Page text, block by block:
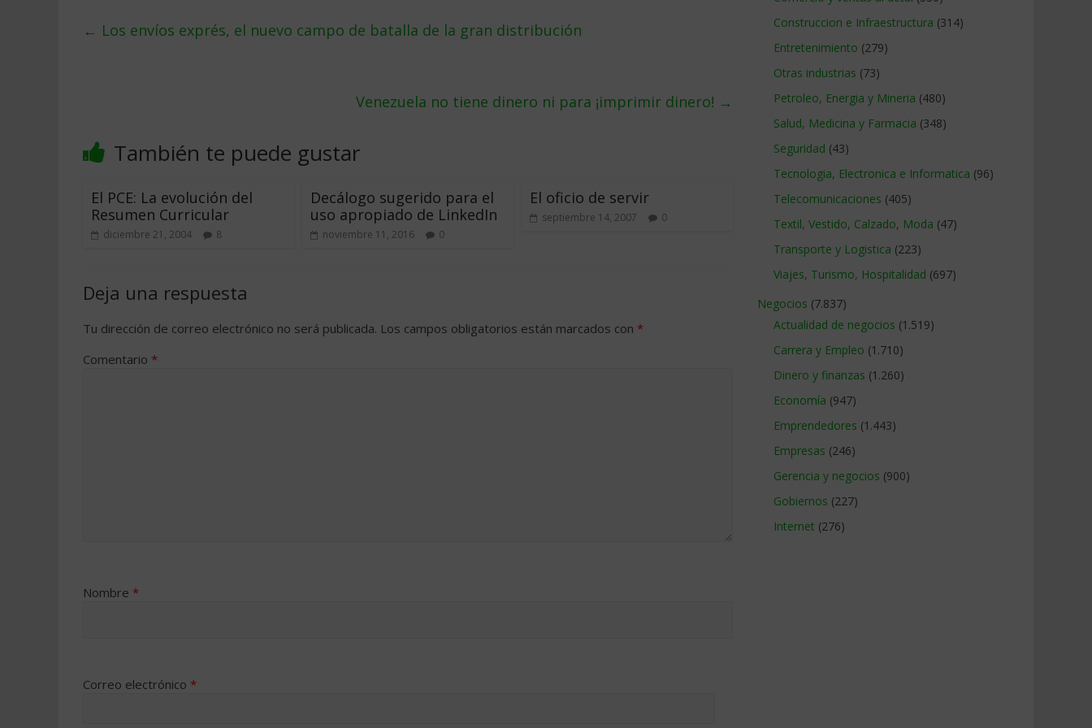
← Los envíos exprés, el nuevo campo de batalla de la gran distribución
Venezuela no tiene dinero ni para ¡imprimir dinero! →
También te puede gustar
El PCE: La evolución del
Resumen Curricular
diciembre 21, 2004 8
Decálogo sugerido para el
uso apropiado de LinkedIn
noviembre 11, 2016 0
El oficio de servir
septiembre 14, 2007 0
Deja una respuesta
Tu dirección de correo electrónico no será publicada. Los campos obligatorios están marcados con *
Comentario *
Nombre *
Correo electrónico *
Construccion e Infraestructura (314)
Entretenimiento (279)
Otras industrias (73)
Petroleo, Energia y Mineria (480)
Salud, Medicina y Farmacia (348)
Seguridad (43)
Tecnologia, Electronica e Informatica (96)
Telecomunicaciones (405)
Textil, Vestido, Calzado, Moda (47)
Transporte y Logistica (223)
Viajes, Turismo, Hospitalidad (697)
Negocios (7.837)
Actualidad de negocios (1.519)
Carrera y Empleo (1.710)
Dinero y finanzas (1.260)
Economía (947)
Emprendedores (1.443)
Empresas (246)
Gerencia y negocios (900)
Gobiernos (227)
Internet (276)